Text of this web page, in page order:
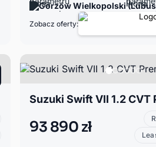
Gorzów Wielkopolski
Zobacz oferty:
93 890 zł